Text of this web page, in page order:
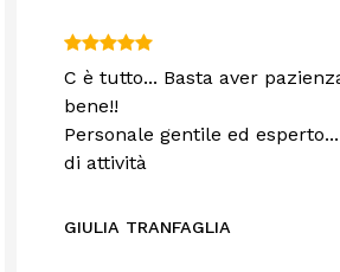
C è tutto... Basta aver
bene!!
Personale gentile ed
di attività
GIULIA TRANFAGLIA